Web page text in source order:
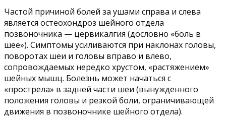
Частой причиной болей за ушами справа и слева
является остеохондроз шейного отдела
позвоночника — цервикалгия (дословно «боль в
шее»). Симптомы усиливаются при наклонах головы,
поворотах шеи и головы вправо и влево,
сопровождаемых нередко хрустом, «растяжением»
шейных мышц. Болезнь может начаться с
«прострела» в задней части шеи (вынужденного
положения головы и резкой боли, ограничивающей
движения в позвоночнике шейного отдела).